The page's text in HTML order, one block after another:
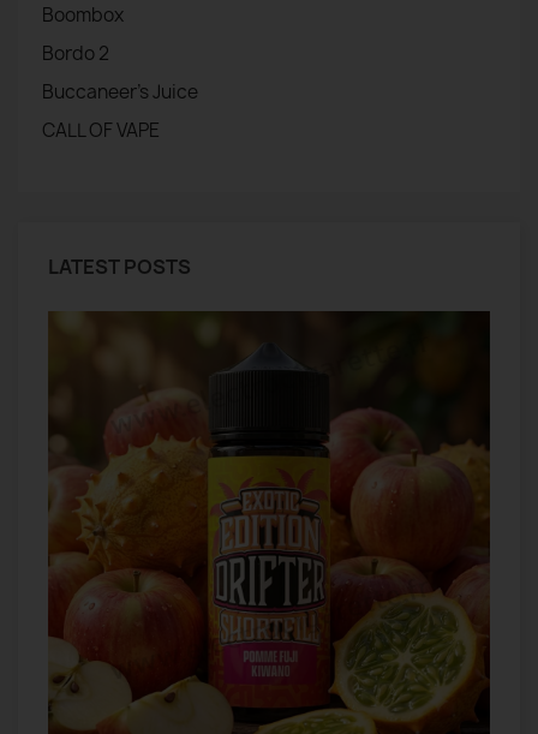
Boombox
Bordo 2
Buccaneer's Juice
CALL OF VAPE
LATEST POSTS